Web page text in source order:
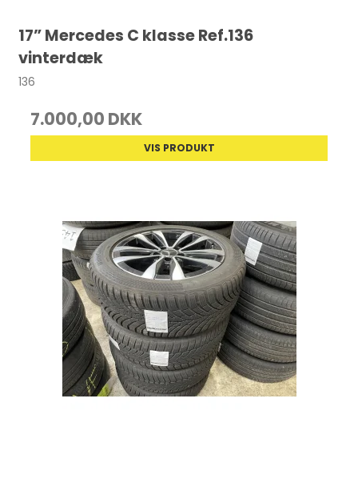
17” Mercedes C klasse Ref.136
vinterdæk
136
7.000,00 DKK
VIS PRODUKT